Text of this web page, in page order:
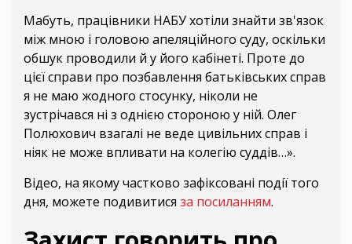
Мабуть, працівники НАБУ хотіли знайти зв'язок
між мною і головою апеляційного суду, оскільки
обшук проводили й у його кабінеті. Проте до
цієї справи про позбавлення батьківських справ
я не маю жодного стосунку, ніколи не
зустрічався ні з однією стороною у ній. Олег
Полюхович взагалі не веде цивільних справ і
ніяк не може впливати на колегію суддів…».
Відео, на якому частково зафіксовані події того
дня, можете подивитися за посиланням.